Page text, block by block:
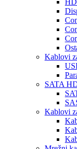
Kablovi
SATA
Kablovi